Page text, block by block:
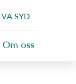
VA SYD
Om oss